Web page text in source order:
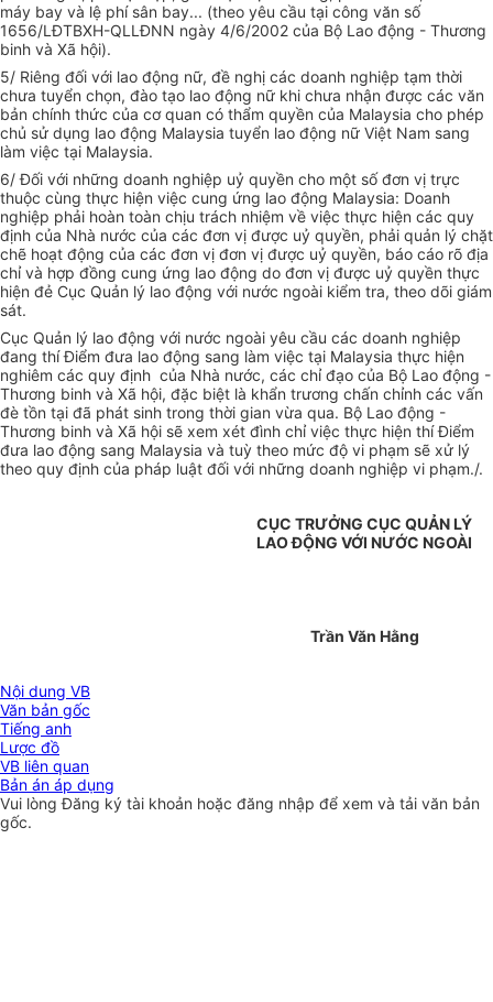
máy bay và lệ phí sân bay... (theo yêu cầu tại công văn số
1656/LĐTBXH-QLLĐNN ngày 4/6/2002 của Bộ Lao động - Thương
binh và Xã hội).
5/ Riêng đối với lao động nữ, đề nghị các doanh nghiệp tạm thời
chưa tuyển chọn, đào tạo lao động nữ khi chưa nhận được các văn
bản chính thức của cơ quan có thẩm quyền của Malaysia cho phép
chủ sử dụng lao động Malaysia tuyển lao động nữ Việt Nam sang
làm việc tại Malaysia.
6/ Đối với những doanh nghiệp uỷ quyền cho một số đơn vị trực
thuộc cùng thực hiện việc cung ứng lao động Malaysia: Doanh
nghiệp phải hoàn toàn chịu trách nhiệm về việc thực hiện các quy
định của Nhà nước của các đơn vị được uỷ quyền, phải quản lý chặt
chẽ hoạt động của các đơn vị đơn vị được uỷ quyền, báo cáo rõ địa
chỉ và hợp đồng cung ứng lao động do đơn vị được uỷ quyền thực
hiện đẻ Cục Quản lý lao động với nước ngoài kiểm tra, theo dõi giám
sát.
Cục Quản lý lao động với nước ngoài yêu cầu các doanh nghiệp
đang thí Điểm đưa lao động sang làm việc tại Malaysia thực hiện
nghiêm các quy định của Nhà nước, các chỉ đạo của Bộ Lao động -
Thương binh và Xã hội, đặc biệt là khẩn trương chấn chỉnh các vấn
đè tồn tại đã phát sinh trong thời gian vừa qua. Bộ Lao động -
Thương binh và Xã hội sẽ xem xét đình chỉ việc thực hiện thí Điểm
đưa lao động sang Malaysia và tuỳ theo mức độ vi phạm sẽ xử lý
theo quy định của pháp luật đối với những doanh nghiệp vi phạm./.
CỤC TRƯỞNG CỤC QUẢN LÝ
LAO ĐỘNG VỚI NƯỚC NGOÀI
Trần Văn Hằng
Nội dung VB
Văn bản gốc
Tiếng anh
Lược đồ
VB liên quan
Bản án áp dụng
Vui lòngĐăng ký tài khoản hoặc đăng nhập để xem và tải văn bản
gốc.